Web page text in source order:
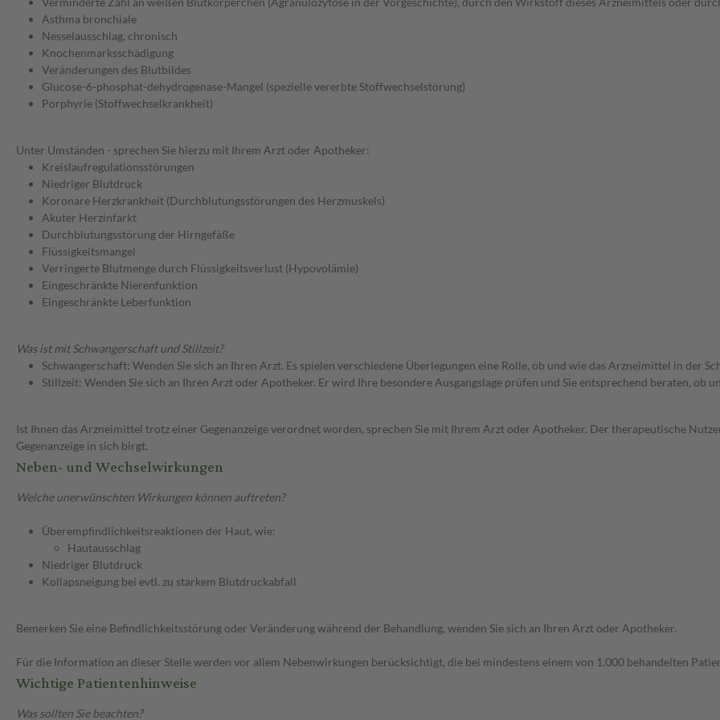
Asthma bronchiale
Nesselausschlag, chronisch
Knochenmarksschädigung
Veränderungen des Blutbildes
Glucose-6-phosphat-dehydrogenase-Mangel (spezielle vererbte Stoffwechselstörung)
Porphyrie (Stoffwechselkrankheit)
Unter Umständen - sprechen Sie hierzu mit Ihrem Arzt oder Apotheker:
Kreislaufregulationsstörungen
Niedriger Blutdruck
Koronare Herzkrankheit (Durchblutungsstörungen des Herzmuskels)
Akuter Herzinfarkt
Durchblutungsstörung der Hirngefäße
Flüssigkeitsmangel
Verringerte Blutmenge durch Flüssigkeitsverlust (Hypovolämie)
Eingeschränkte Nierenfunktion
Eingeschränkte Leberfunktion
Was ist mit Schwangerschaft und Stillzeit?
Schwangerschaft: Wenden Sie sich an Ihren Arzt. Es spielen verschiedene Überlegungen eine Rolle, ob und wie das Arzneimittel in der
Stillzeit: Wenden Sie sich an Ihren Arzt oder Apotheker. Er wird Ihre besondere Ausgangslage prüfen und Sie entsprechend beraten, ob
Ist Ihnen das Arzneimittel trotz einer Gegenanzeige verordnet worden, sprechen Sie mit Ihrem Arzt oder Apotheker. Der therapeutische
Gegenanzeige in sich birgt.
Neben- und Wechselwirkungen
Welche unerwünschten Wirkungen können auftreten?
Überempfindlichkeitsreaktionen der Haut, wie:
Hautausschlag
Niedriger Blutdruck
Kollapsneigung bei evtl. zu starkem Blutdruckabfall
Bemerken Sie eine Befindlichkeitsstörung oder Veränderung während der Behandlung, wenden Sie sich an Ihren Arzt oder Apotheker.
Für die Information an dieser Stelle werden vor allem Nebenwirkungen berücksichtigt, die bei mindestens einem von 1.000 behandelten
Wichtige Patientenhinweise
Was sollten Sie beachten?